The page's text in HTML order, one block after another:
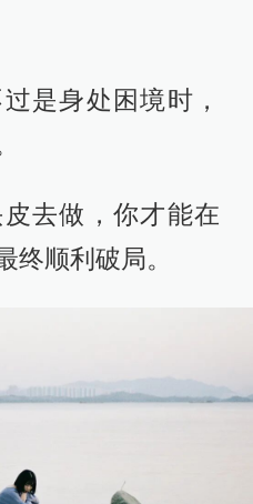
是身处困境时，
去做，你才能在
终顺利破局。